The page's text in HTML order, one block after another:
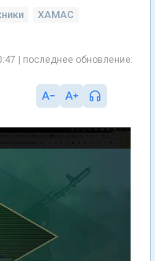
ХАМАС
| последнее обновление: